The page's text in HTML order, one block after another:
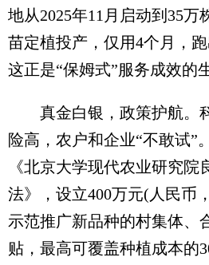
地从2025年11月启动到35万
苗定植投产，仅用4个月，
这正是“保姆式”服务成效的
真金白银，政策护航。
险高，农户和企业“不敢试”
《北京大学现代农业研究院
法》，设立400万元(人民币
示范推广新品种的村集体、
贴，最高可覆盖种植成本的